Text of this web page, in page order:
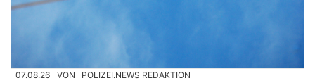
07.08.26 VON POLIZEI.NEWS REDAKTION